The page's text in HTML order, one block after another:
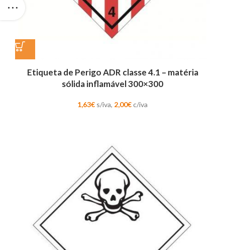
Etiqueta de Perigo ADR classe 4.1 – matéria
sólida inflamável 300×300
1,63€ s/iva, 2,00€c/iva